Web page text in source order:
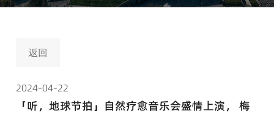
返回
2024-04-22
「听，地球节拍」自然疗愈音乐会盛情上演， 梅